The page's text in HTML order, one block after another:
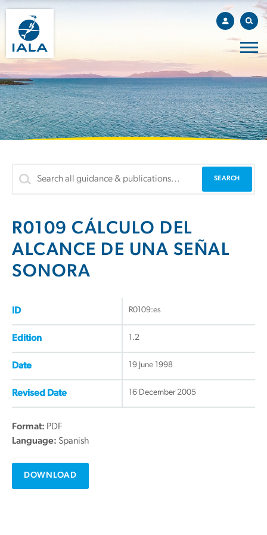
R0109 CÁLCULO DEL
ALCANCE DE UNA SEÑAL
SONORA
ID R0109:es
Edition 1.2
Date 19 June 1998
Revised Date 16 December 2005
Format: PDF
Language: Spanish
DOWNLOAD